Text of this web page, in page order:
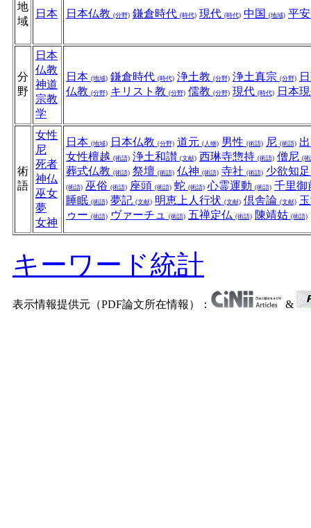
地
域
日本 日本仏教 (分野) 鎌倉時代 (時代) 現代 (時代) 中国 (地域) 平
分
野
日本
仏教
神道
宗教
学
日本 (地域) 鎌倉時代 (時代) 浄土教 (分野) 浄土真宗 (分野)
仏教 (分野) キリスト教 (分野) 儒教 (分野) 現代 (時代) 日本
術
語
女性
尼
死者
神仏
巫女
夢
女神
日本 (地域) 日本仏教 (分野) 道元 (人物) 男性 (術語) 尼 (術語)
女性檀越 (術語) 浄土和讃 (文献) 西琳寺惣持 (術語) 僧尼 (
葬式仏教 (術語) 祭壇 (術語) 仏神 (術語) 寺社 (術語) 少欲知
(術語) 巫俗 (術語) 座頭 (術語) 蛇 (術語) 心霊運動 (術語) 千里
睡眠 (術語) 夢記 (文献) 明恵上人行状 (文献) 倶舎論 (文献)
ゥー (術語) ヴァーチュ (術語) 五禅定仏 (術語) 陳靖姑 (術語)
キーワード統計
表示情報提供元（PDF論文所在情報）： &